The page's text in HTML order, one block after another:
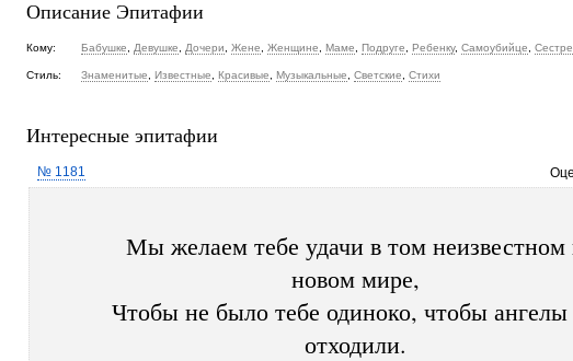
Описание Эпитафии
Кому: Бабушке Девушке Дочери Жене Женщине Маме Подруге Ребенку, Самоубийце Сестре
Стиль: Знаменитые Известные Красивые Музыкальные Светские Стихи
Интересные эпитафии
№ 1181
Мы желаем тебе удачи в том неизвестном
новом мире,
Чтобы не было тебе одиноко, чтобы ангелы
отходили.